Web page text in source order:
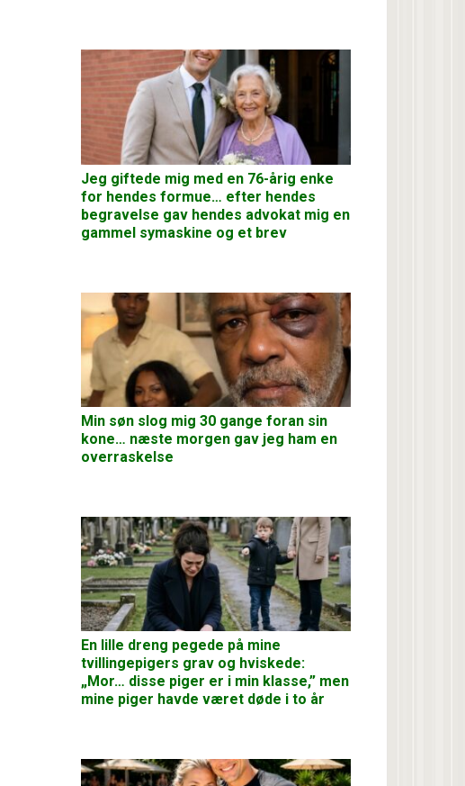
Jeg giftede mig med en 76-årig enke
for hendes formue… efter hendes
begravelse gav hendes advokat mig en
gammel symaskine og et brev
Min søn slog mig 30 gange foran sin
kone… næste morgen gav jeg ham en
overraskelse
En lille dreng pegede på mine
tvillingepigers grav og hviskede:
„Mor… disse piger er i min klasse,” men
mine piger havde været døde i to år